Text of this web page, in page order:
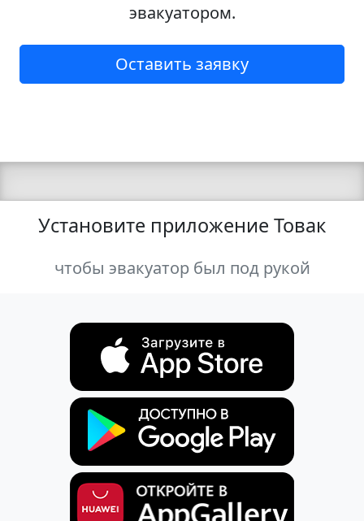
эвакуатором.
Оставить заявку
Установите приложение Товак
чтобы эвакуатор был под рукой